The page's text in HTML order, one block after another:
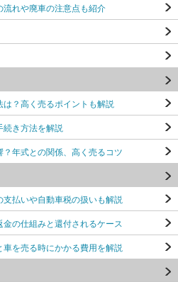
れや廃車の注意点も紹介
？高く売るポイントも解説
き方法を解説
年式との関係、高く売るコツ
払いや自動車税の扱いも解説
の仕組みと還付されるケース
を売る時にかかる費用を解説